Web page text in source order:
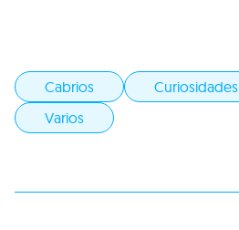
Cabrios Curiosidades
Varios